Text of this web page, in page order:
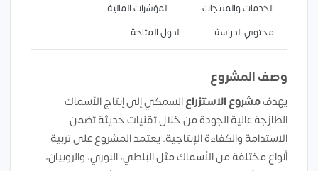
الخدمات والمنتجات
المؤشرات المالية
محتوي الدراسة
الدول المتاحة
وصف المشروع
يهدفمشروع الاستزراعالسمكي إلى إنتاج الأسماك
الطازجة عالية الجودة من خلال تقنيات حديثة تضمن
الاستدامة والكفاءة الإنتاجية. يعتمد المشروع على تربية
أنواع مختلفة من الأسماك مثل البلطي، البوري، والروبيان،